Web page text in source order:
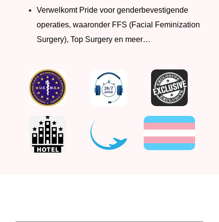
Verwelkomt Pride voor genderbevestigende
operaties, waaronder FFS (Facial Feminization
Surgery), Top Surgery en meer…